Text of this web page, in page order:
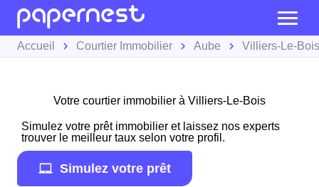
Accueil Courtier Immobilier Aube Villiers-Le-Bois
Votre courtier immobilier à Villiers-Le-Bois
Simulez votre prêt immobilier et laissez nos experts
trouver le meilleur taux selon votre profil.
Simulez votre prêt